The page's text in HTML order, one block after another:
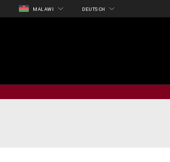
MALAWI DEUTSCH